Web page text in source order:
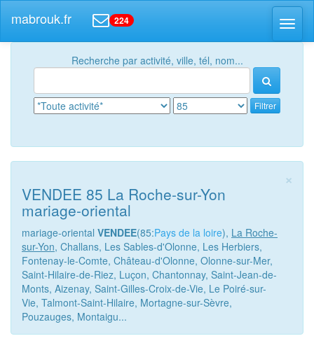
mabrouk.fr 224
Recherche par activité, ville, tél, nom...
Filtrer
×
VENDEE 85 La Roche-sur-Yon
mariage-oriental
mariage-oriental VENDEE(85:Pays de la loire), La Roche-
sur-Yon, Challans, Les Sables-d'Olonne, Les Herbiers,
Fontenay-le-Comte, Château-d'Olonne, Olonne-sur-Mer,
Saint-Hilaire-de-Riez, Luçon, Chantonnay, Saint-Jean-de-
Monts, Aizenay, Saint-Gilles-Croix-de-Vie, Le Poiré-sur-
Vie, Talmont-Saint-Hilaire, Mortagne-sur-Sèvre,
Pouzauges, Montaigu...